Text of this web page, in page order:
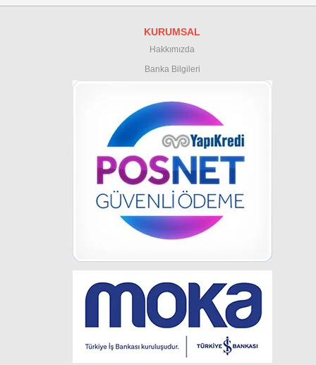
KURUMSAL
Hakkımızda
Banka Bilgileri